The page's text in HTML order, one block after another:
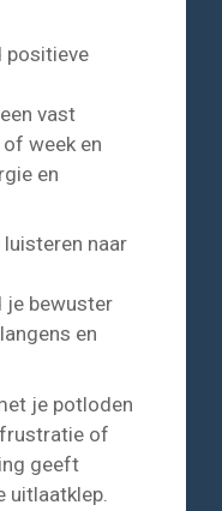
positieve
vast
week en
en
naar
je bewuster
en
je potloden
of
geeft
uitlaatklep.